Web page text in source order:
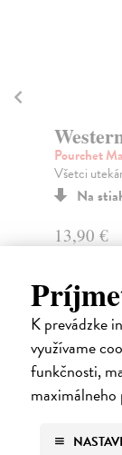
K prevádzke
využívame
funkčnosti,
maximálneho
Pourchet
Všetci
Na
13,90 €
Ďalšie